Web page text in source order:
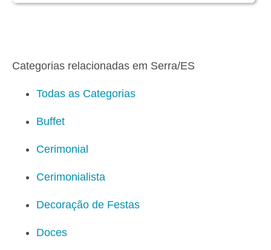
Categorias relacionadas em Serra/ES
Todas as Categorias
Buffet
Cerimonial
Cerimonialista
Decoração de Festas
Doces